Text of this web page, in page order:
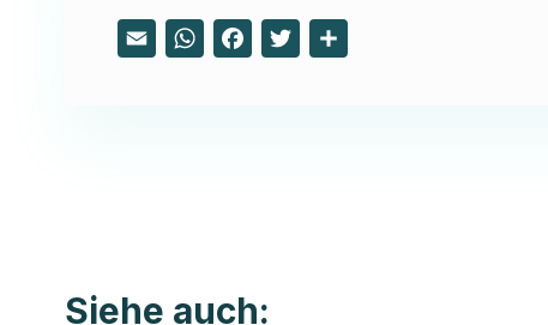
Email WhatsApp
FacebookTwitter
Siehe auch: